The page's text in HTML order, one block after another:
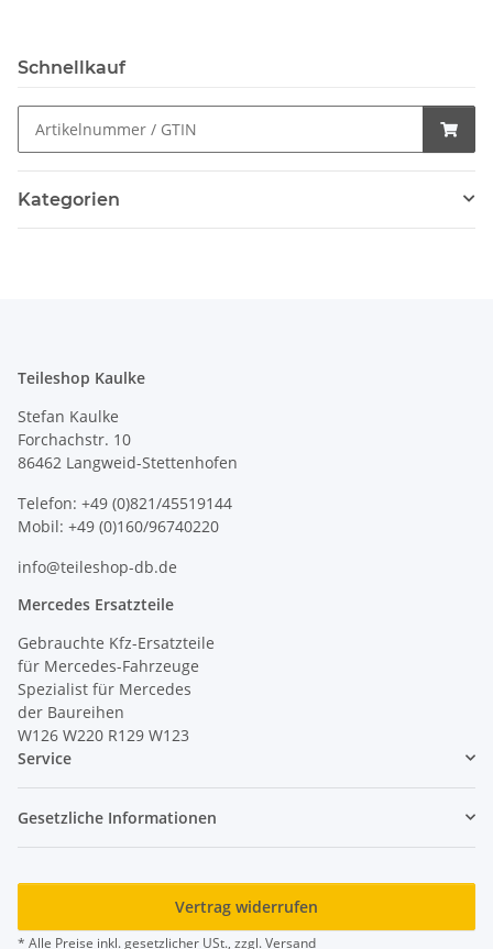
Schnellkauf
Kategorien
Teileshop Kaulke
Stefan Kaulke
Forchachstr. 10
86462 Langweid-Stettenhofen
Telefon: +49 (0)821/45519144
Mobil: +49 (0)160/96740220
info@teileshop-db.de
Mercedes Ersatzteile
Gebrauchte Kfz-Ersatzteile
für Mercedes-Fahrzeuge
Spezialist für Mercedes
der Baureihen
W126 W220 R129 W123
Service
Gesetzliche Informationen
Vertrag widerrufen
* Alle Preise inkl. gesetzlicher USt., zzgl.Versand